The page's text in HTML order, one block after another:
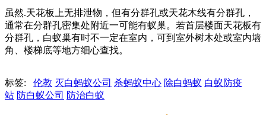
虽然.天花板上无排泄物，但有分群孔或天花木线有分群孔，
通常在分群孔密集处附近一可能有蚁巢。若首层楼面天花板有
分群孔，白蚁巢有时不一定在室内，可到室外树木处或室内墙
角、楼梯底等地方细心查找。
标签: 伦教 灭白蚂蚁公司 杀蚂蚁中心 除白蚂蚁 白蚁防疫
站 防白蚁公司 防治白蚁